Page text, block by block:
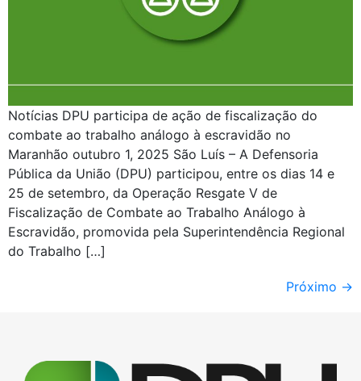
Notícias DPU participa de ação de fiscalização do
combate ao trabalho análogo à escravidão no
Maranhão outubro 1, 2025 São Luís – A Defensoria
Pública da União (DPU) participou, entre os dias 14 e
25 de setembro, da Operação Resgate V de
Fiscalização de Combate ao Trabalho Análogo à
Escravidão, promovida pela Superintendência Regional
do Trabalho […]
Próximo →